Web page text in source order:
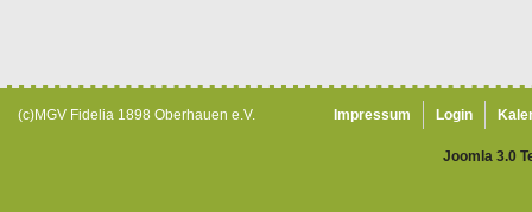
(c)MGV Fidelia 1898 Oberhauen e.V. Impressum Login
Joomla 3.0